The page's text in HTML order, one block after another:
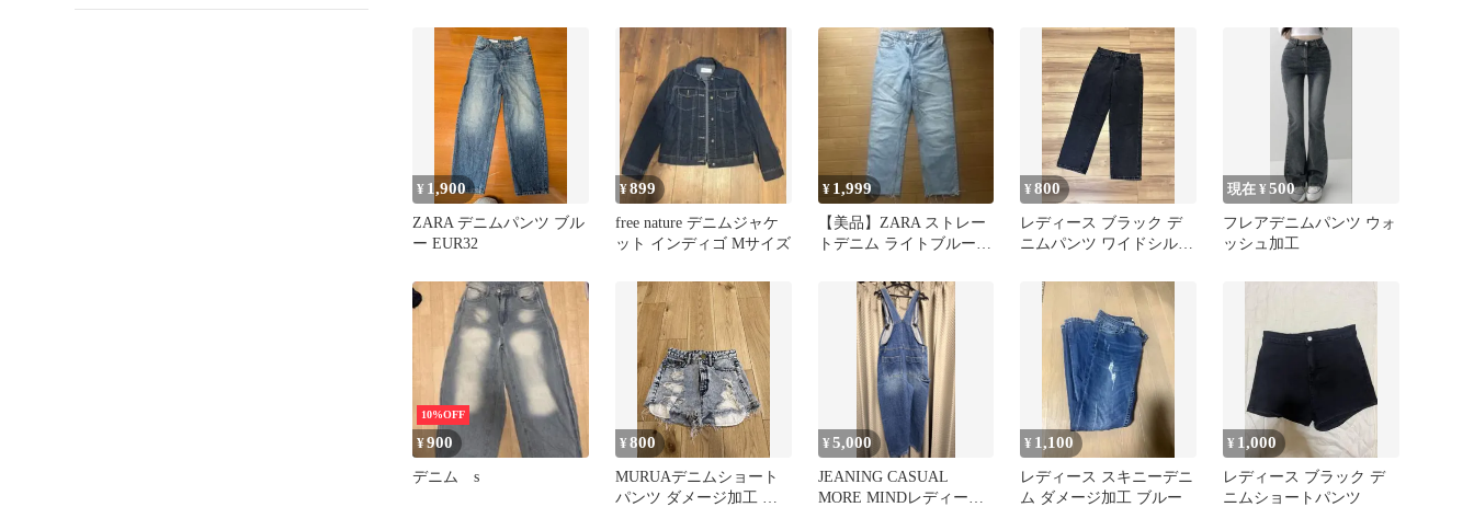
¥ 1,900
ZARA デニムパンツ ブル
ー EUR32
¥899
free nature デニムジャケ
ット インディゴ Mサイズ
¥ 1,999
【美品】ZARA ストレー
トデニム ライトブルー
¥800
レディース ブラック デ
ニムパンツ ワイドシルエ
現在 ¥500
フレアデニムパンツ ウォ
ッシュ加工
10%OFF
¥900
デニム s
¥800
MURUAデニムショート
パンツ ダメージ加工 ケ
¥5,000
JEANING CASUAL
MORE MINDレディース
¥ 1,100
レディース スキニーデニ
ム ダメージ加工 ブルー
¥ 1,000
レディース ブラック デ
ニムショートパンツ